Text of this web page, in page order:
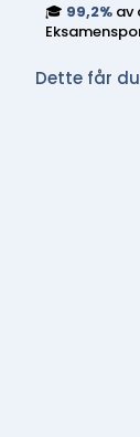
🎓 99,2% av
Dette får